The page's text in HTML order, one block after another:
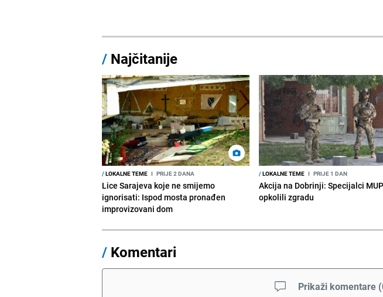
/ Najčitanije
/LOKALNE TEME I PRIJE 2 DANA
Lice Sarajeva koje ne smijemo
ignorisati: Ispod mosta pronađen
improvizovani dom
/LOKALNE TEME I PRIJE 1 DAN
Akcija na Dobrinji: Specijalci
opkolili zgradu
/ Komentari
Prikaži komentare (